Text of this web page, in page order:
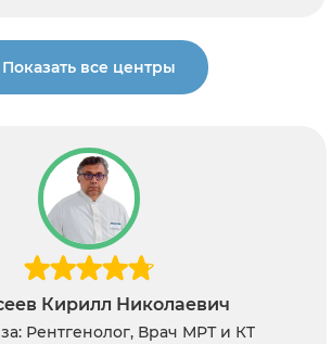
Показать все центры
Кирилл Николаевич
Рентгенолог, Врач МРТ и КТ